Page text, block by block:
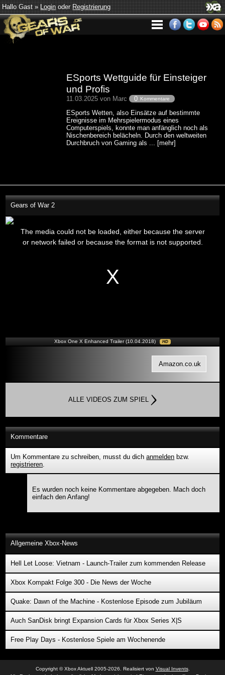
Hallo Gast »LoginoderRegistrierung
ESports Wettguide für Einsteiger
und Profis
11.03.2025 von Marc 0 Kommentare
ESports Wetten, also Einsätze auf bestimmte
Ereignisse im Mehrspielermodus eines
Computerspiels, konnte man anfänglich noch als
Nischenbereich belächeln. Durch den weltweiten
Durchbruch von Gaming als ... [mehr]
Gears of War 2
This
window.
The media could not be loaded, either because the server
or network failed or because the format is not supported.
Xbox One X Enhanced Trailer (10.04.2018) HD
Amazon.co.uk
ALLE VIDEOS ZUM SPIEL
Kommentare
Um Kommentare zu schreiben, musst du dichanmelden bzw.
registrieren.
Es wurden noch keine Kommentare abgegeben. Mach doch
einfach den Anfang!
Allgemeine Xbox-News
Hell Let Loose: Vietnam - Launch-Trailer zum kommenden Release
Xbox Kompakt Folge 300 - Die News der Woche
Quake: Dawn of the Machine - Kostenlose Episode zum Jubiläum
Auch SanDisk bringt Expansion Cards für Xbox Series X|S
Free Play Days - Kostenlose Spiele am Wochenende
Copyright © Xbox Aktuell 2005-2026. Realisiert von Visual Invents.